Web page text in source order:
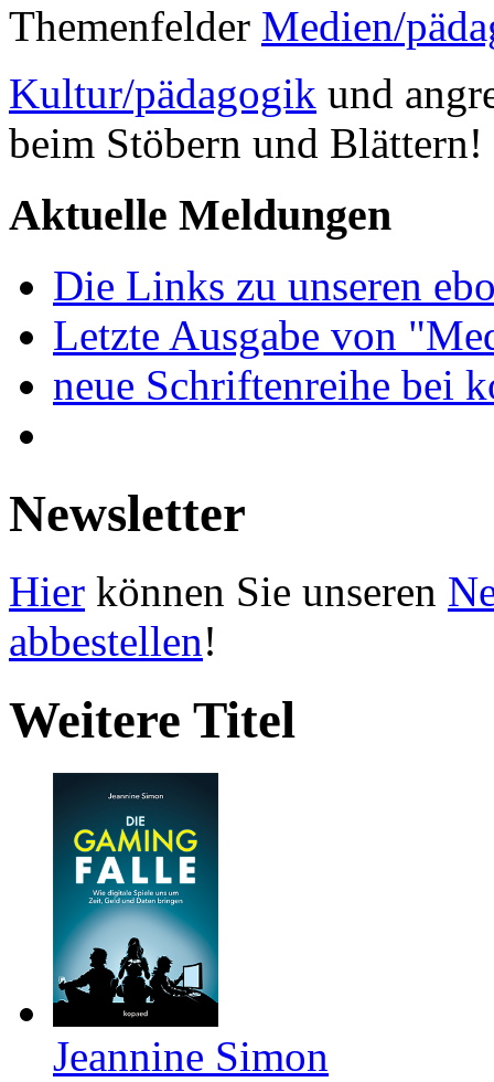
Themenfelder Medien/
Kultur/pädagogik und
beim Stöbern und Blättern!
Aktuelle Meldungen
Die Links zu unseren
Letzte Ausgabe von
neue Schriftenreihe bei
Newsletter
Hier können Sie unseren
abbestellen!
Weitere Titel
Jeannine Simon